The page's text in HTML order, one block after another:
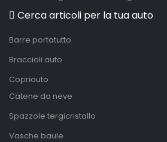
Cerca articoli per la tua auto
Barre portatutto
Braccioli auto
Copriauto
Catene da neve
Spazzole tergicristallo
Vasche baule